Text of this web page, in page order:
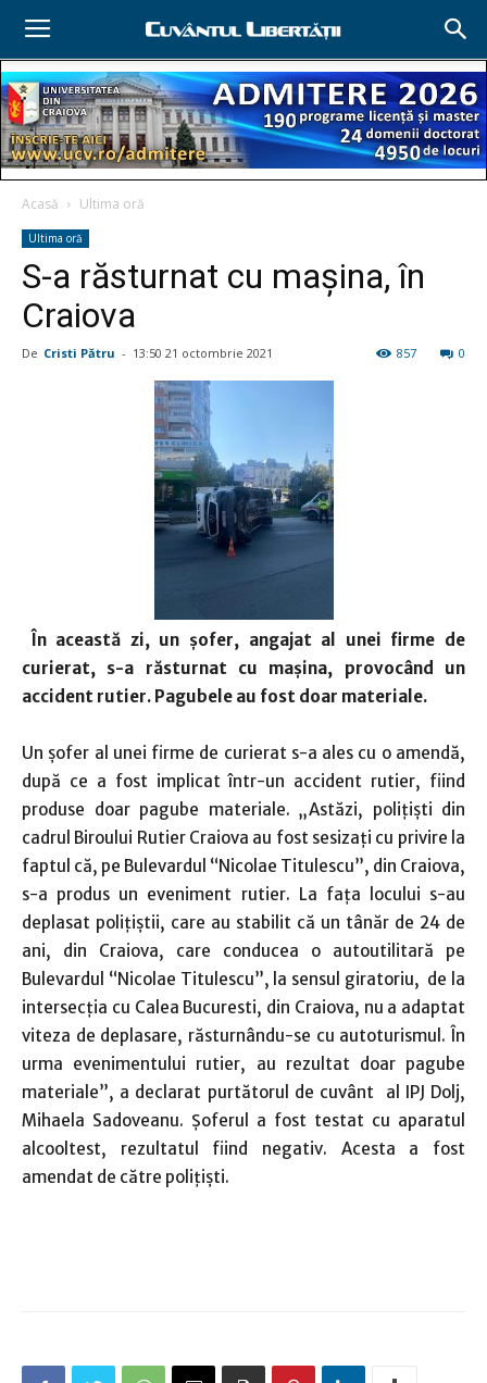
Acasă Ultima oră
Ultima oră
S-a răsturnat cu maşina, în
Craiova
De Cristi Pătru - 13:50 21 octombrie 2021 0
857
În această zi, un şofer, angajat al unei firme de
curierat, s-a răsturnat cu maşina, provocând un
accident rutier. Pagubele au fost doar materiale.
Un şofer al unei firme de curierat s-a ales cu o amendă,
după ce a fost implicat într-un accident rutier, fiind
produse doar pagube materiale. „Astăzi, poliţişti din
cadrul Biroului Rutier Craiova au fost sesizaţi cu privire la
faptul că, pe Bulevardul “Nicolae Titulescu”, din Craiova,
s-a produs un eveniment rutier. La faţa locului s-au
deplasat poliţiştii, care au stabilit că un tânăr de 24 de
ani, din Craiova, care conducea o autoutilitară pe
Bulevardul “Nicolae Titulescu”, la sensul giratoriu, de la
intersecţia cu Calea Bucuresti, din Craiova, nu a adaptat
viteza de deplasare, răsturnându-se cu autoturismul. În
urma evenimentului rutier, au rezultat doar pagube
materiale”, a declarat purtătorul de cuvânt al IPJ Dolj,
Mihaela Sadoveanu. Șoferul a fost testat cu aparatul
alcooltest, rezultatul fiind negativ. Acesta a fost
amendat de către polițiști.